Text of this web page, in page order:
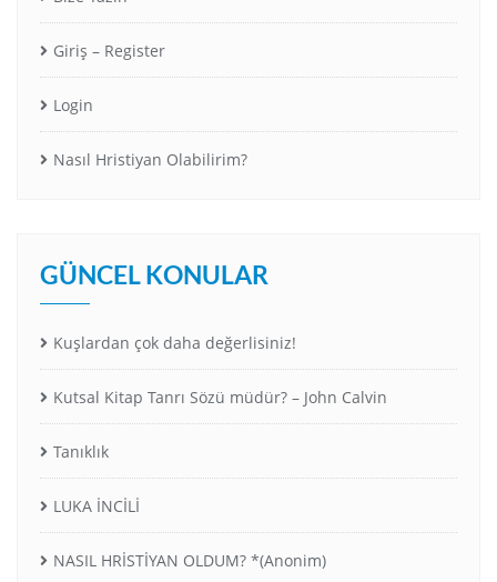
Giriş – Register
Login
Nasıl Hristiyan Olabilirim?
GÜNCEL KONULAR
Kuşlardan çok daha değerlisiniz!
Kutsal Kitap Tanrı Sözü müdür? – John Calvin
Tanıklık
LUKA İNCİLİ
NASIL HRİSTİYAN OLDUM? *(Anonim)